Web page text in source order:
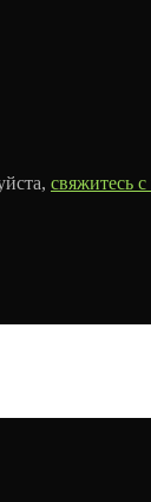
свяжитесь